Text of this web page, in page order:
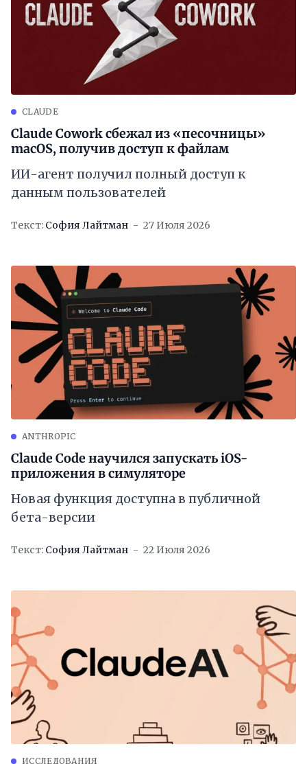
CLAUDE
Claude Cowork сбежал из «песочницы»
macOS, получив доступ к файлам
ИИ-агент получил полный доступ к
данным пользователей
Текст: София Лайтман 27 Июля 2026
ANTHROPIC
Claude Code научился запускать iOS-
приложения в симуляторе
Новая функция доступна в публичной
бета-версии
Текст: София Лайтман 22 Июля 2026
ИССЛЕДОВАНИЯ